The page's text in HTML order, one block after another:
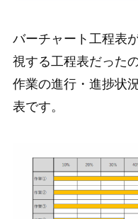
バーチャート工程表
視する工程表だった
作業の進行・進捗状
表です。